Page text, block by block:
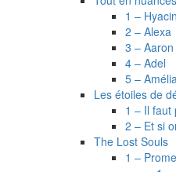
1 –
2 – Alexa
3 –
4 – Adel
5 –
Les étoiles de
1 – Il faut
2 – Et si
The Lost Souls
1 –